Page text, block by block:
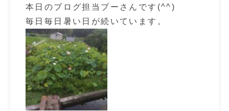
本日のブログ担当プーさんです(^^)
毎日毎日暑い日が続いています。